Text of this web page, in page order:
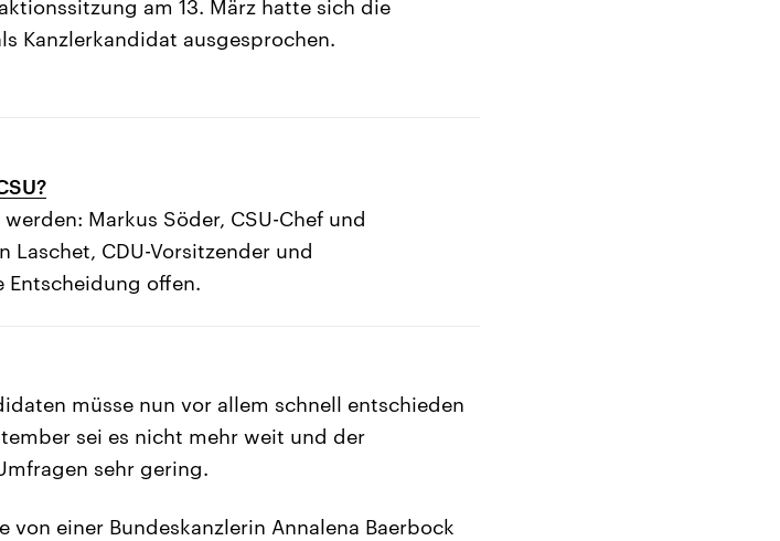
am 13. März hatte sich die
Kanzlerkandidat ausgesprochen.
Markus Söder, CSU-Chef und
CDU-Vorsitzender und
Entscheidung offen.
müsse nun vor allem schnell entschieden
sei es nicht mehr weit und der
sehr gering.
von einer Bundeskanzlerin Annalena Baerbock